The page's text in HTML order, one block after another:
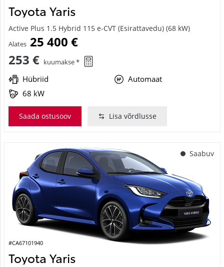
Toyota Yaris
Active Plus 1.5 Hybrid 115 e-CVT (Esirattavedu) (68 kW)
Alates 25 400 €
253 € kuumakse *
Hübriid
Automaat
68 kW
Saada ostusoov Lisa võrdlusse
Saabuv
#CA67101940
Toyota Yaris